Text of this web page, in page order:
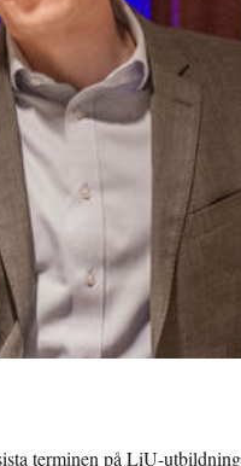
terminen på LiU-